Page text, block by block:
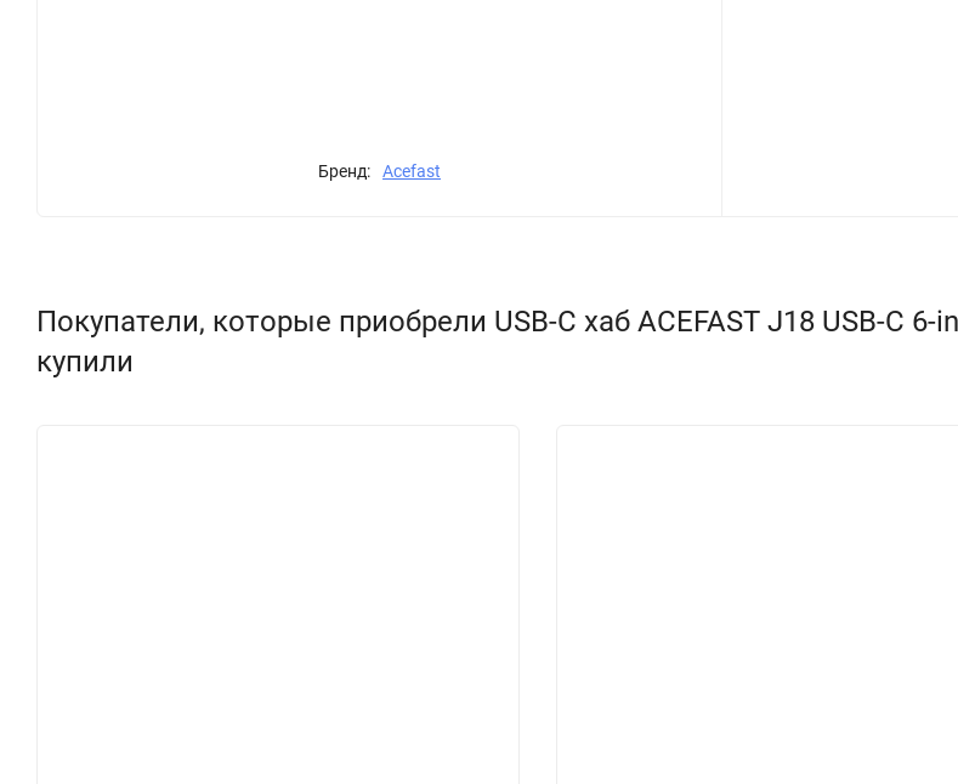
Бренд: Acefast
Покупатели, которые приобрели USB-C хаб ACEFAST J18 USB-C
купили